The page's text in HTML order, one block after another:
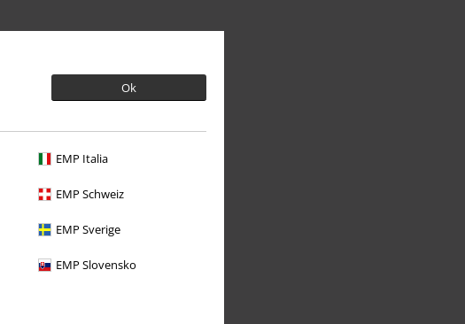
Ok
EMP Italia
EMP Schweiz
EMP Sverige
EMP Slovensko